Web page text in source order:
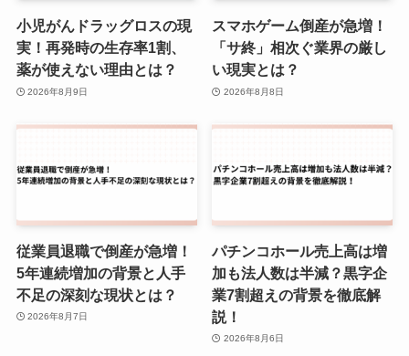
小児がんドラッグロスの現
実！再発時の生存率1割、
薬が使えない理由とは？
2026年8月9日
スマホゲーム倒産が急増！
「サ終」相次ぐ業界の厳し
い現実とは？
2026年8月8日
従業員退職で倒産が急増！
5年連続増加の背景と人手
不足の深刻な現状とは？
2026年8月7日
パチンコホール売上高は増
加も法人数は半減？黒字企
業7割超えの背景を徹底解
説！
2026年8月6日